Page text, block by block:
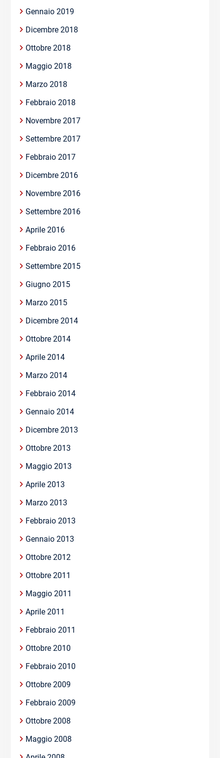
Gennaio 2019
Dicembre 2018
Ottobre 2018
Maggio 2018
Marzo 2018
Febbraio 2018
Novembre 2017
Settembre 2017
Febbraio 2017
Dicembre 2016
Novembre 2016
Settembre 2016
Aprile 2016
Febbraio 2016
Settembre 2015
Giugno 2015
Marzo 2015
Dicembre 2014
Ottobre 2014
Aprile 2014
Marzo 2014
Febbraio 2014
Gennaio 2014
Dicembre 2013
Ottobre 2013
Maggio 2013
Aprile 2013
Marzo 2013
Febbraio 2013
Gennaio 2013
Ottobre 2012
Ottobre 2011
Maggio 2011
Aprile 2011
Febbraio 2011
Ottobre 2010
Febbraio 2010
Ottobre 2009
Febbraio 2009
Ottobre 2008
Maggio 2008